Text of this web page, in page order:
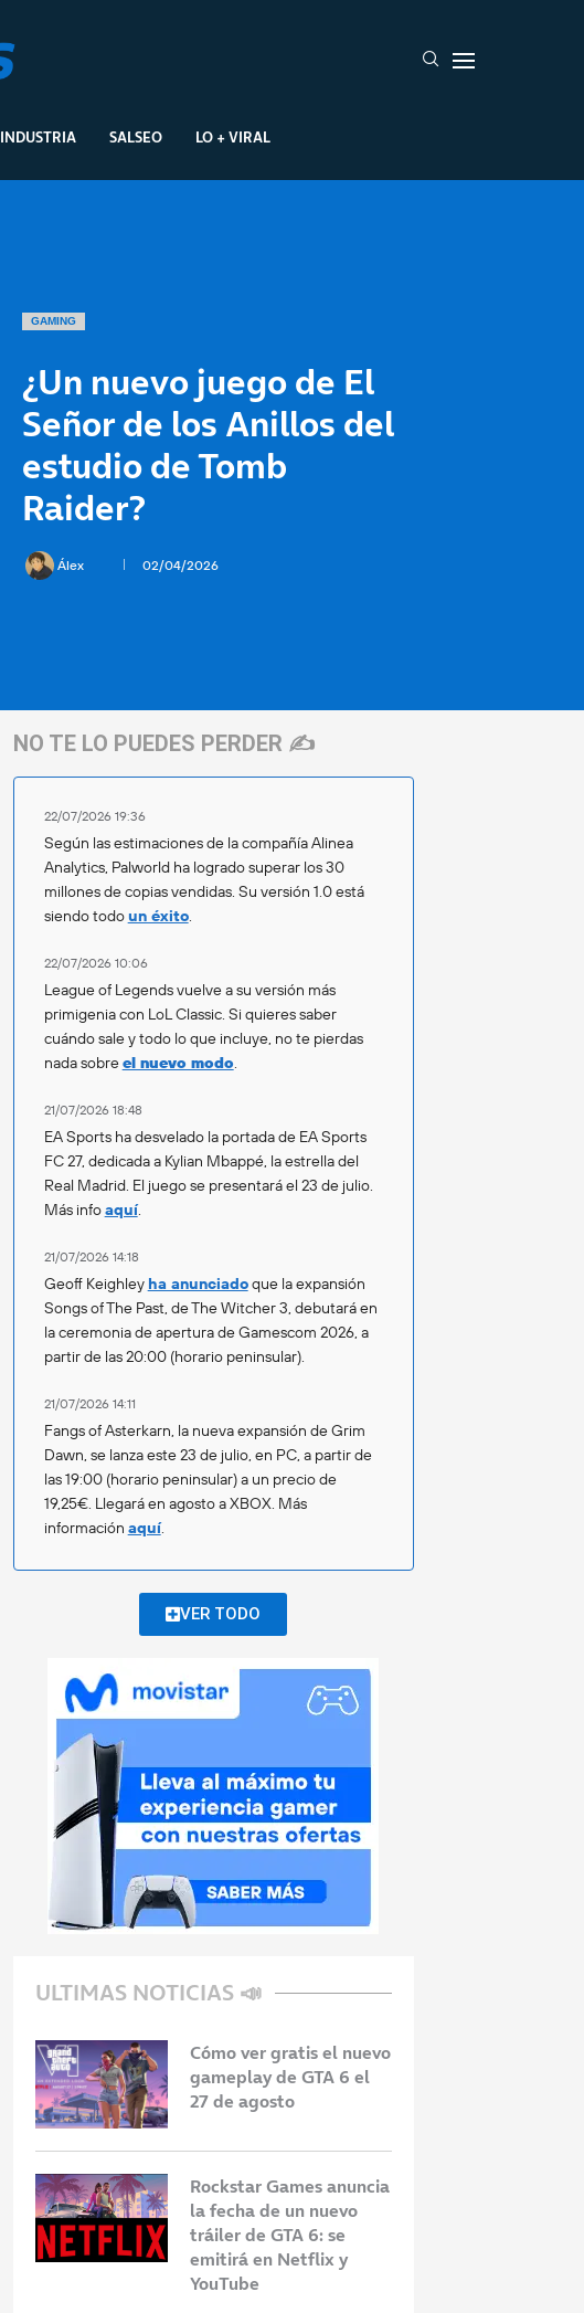
INDUSTRIA SALSEO LO + VIRAL
GAMING
¿Un nuevo juego de El
Señor de los Anillos del
estudio de Tomb
Raider?
Álex 02/04/2026
NO TE LO PUEDES PERDER ✍️
22/07/2026 19:36
Según las estimaciones de la compañía Alinea
Analytics, Palworld ha logrado superar los 30
millones de copias vendidas. Su versión 1.0 está
siendo todoun éxito.
22/07/2026 10:06
League of Legends vuelve a su versión más
primigenia con LoL Classic. Si quieres saber
cuándo sale y todo lo que incluye, no te pierdas
nada sobreel nuevo modo.
21/07/2026 18:48
EA Sports ha desvelado la portada de EA Sports
FC 27, dedicada a Kylian Mbappé, la estrella del
Real Madrid. El juego se presentará el 23 de julio.
Más infoaquí.
21/07/2026 14:18
Geoff Keighley ha anunciadoque la expansión
Songs of The Past, de The Witcher 3, debutará en
la ceremonia de apertura de Gamescom 2026, a
partir de las 20:00 (horario peninsular).
21/07/2026 14:11
Fangs of Asterkarn, la nueva expansión de Grim
Dawn, se lanza este 23 de julio, en PC, a partir de
las 19:00 (horario peninsular) a un precio de
19,25€. Llegará en agosto a XBOX. Más
información aquí.
VER TODO
ULTIMAS NOTICIAS 📣
Cómo ver gratis el nuevo
gameplay de GTA 6 el
27 de agosto
Rockstar Games anuncia
la fecha de un nuevo
tráiler de GTA 6: se
emitirá en Netflix y
YouTube